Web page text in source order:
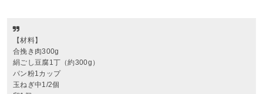
【材料】
合挽き肉300g
絹ごし豆腐1丁（約300g）
パン粉1カップ
玉ねぎ中1/2個